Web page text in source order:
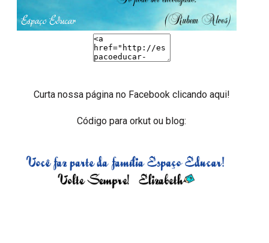
Curta nossa página no Facebookclicando aqui!
Código para orkut ou blog: